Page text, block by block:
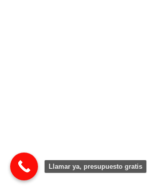
Llamar ya, presupuesto gratis